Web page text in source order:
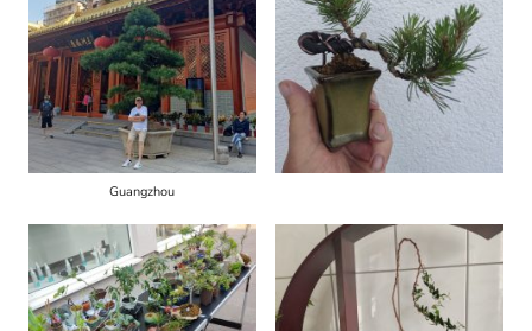
Guangzhou